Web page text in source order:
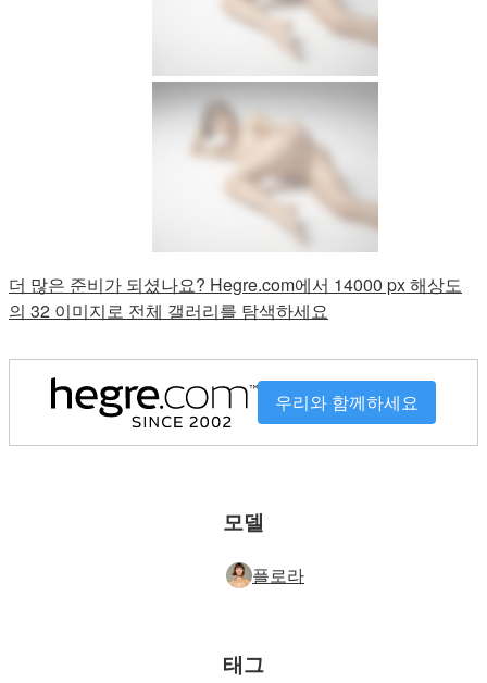
더 많은 준비가 되셨나요? Hegre.com에서 14000 px 해상도
의 32 이미지로 전체 갤러리를 탐색하세요
우리와 함께하세요
모델
플로라
태그